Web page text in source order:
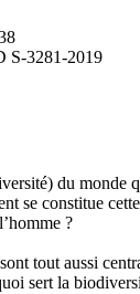
S-3281-2019
du monde
se constitue
?
tout aussi
sert la